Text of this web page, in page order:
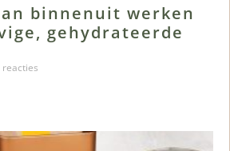
binnenuit werken
gehydrateerde
reacties